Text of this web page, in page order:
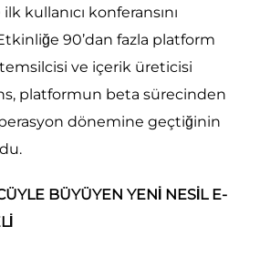
kullanıcı konferansını
90’dan fazla platform
ve içerik üreticisi
platformun beta sürecinden
dönemine geçtiğinin
BÜYÜYEN YENİ NESİL E-